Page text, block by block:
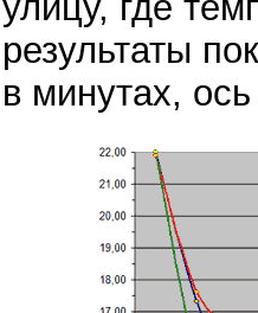
результаты
в минутах,